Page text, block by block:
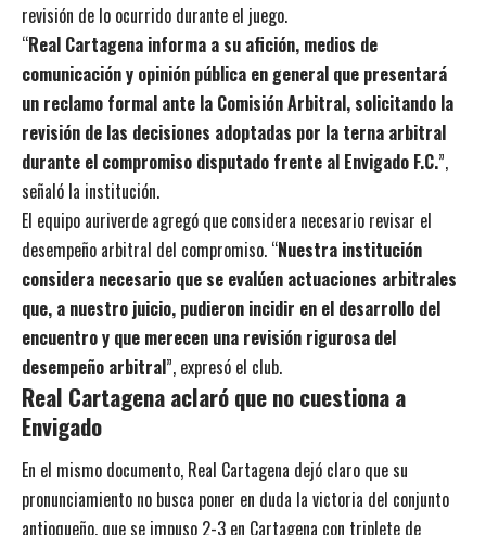
revisión de lo ocurrido durante el juego.
“Real Cartagena informa a su afición, medios de
comunicación y opinión pública en general que presentará
un reclamo formal ante la Comisión Arbitral, solicitando la
revisión de las decisiones adoptadas por la terna arbitral
durante el compromiso disputado frente al Envigado F.C.”,
señaló la institución.
El equipo auriverde agregó que considera necesario revisar el
desempeño arbitral del compromiso. “Nuestra institución
considera necesario que se evalúen actuaciones arbitrales
que, a nuestro juicio, pudieron incidir en el desarrollo del
encuentro y que merecen una revisión rigurosa del
desempeño arbitral”, expresó el club.
Real Cartagena aclaró que no cuestiona a
Envigado
En el mismo documento, Real Cartagena dejó claro que su
pronunciamiento no busca poner en duda la victoria del conjunto
antioqueño, que se impuso 2-3 en Cartagena con triplete de